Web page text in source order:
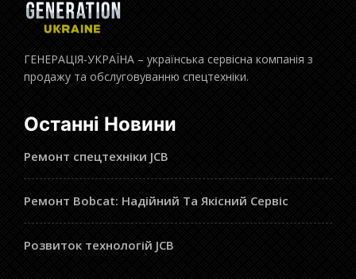
ГЕНЕРАЦІЯ-УКРАЇНА – українська сервісна компанія з
продажу та обслуговуванню спецтехніки.
Останні Новини
Ремонт спецтехніки JCB
Ремонт Bobcat: Надійний Та Якісний Сервіс
Розвиток технологій JCB